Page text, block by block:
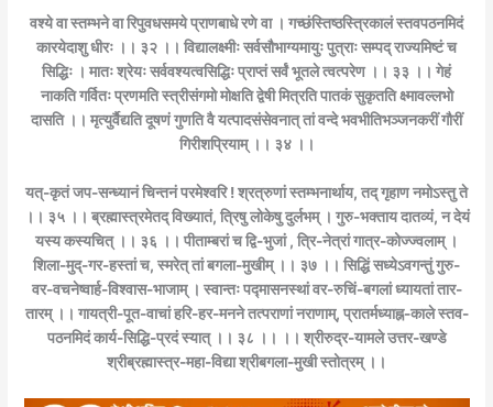
वश्ये वा स्तम्भने वा रिपुवधसमये प्राणबाधे रणे वा । गच्छंस्तिष्ठस्त्रिकालं स्तवपठनमिदं
कारयेदाशु धीरः ।। ३२ ।। विद्यालक्ष्मीः सर्वसौभाग्यमायुः पुत्राः सम्पद् राज्यमिष्टं च
सिद्धिः । मातः श्रेयः सर्ववश्यत्वसिद्धिः प्राप्तं सर्वं भूतले त्वत्परेण ।। ३३ ।। गेहं
नाकति गर्वितः प्रणमति स्त्रीसंगमो मोक्षति द्वेषी मित्रति पातकं सुकृतति क्ष्मावल्लभो
दासति ।। मृत्युर्वैद्यति दूषणं गुणति वै यत्पादसंसेवनात् तां वन्दे भवभीतिभञ्जनकरीं गौरीं
गिरीशप्रियाम् ।। ३४ ।।
यत्-कृतं जप-सन्ध्यानं चिन्तनं परमेश्वरि ! श्रत्रुणां स्तम्भनार्थाय, तद् गृहाण नमोऽस्तु ते
।। ३५ ।। ब्रह्मास्त्रमेतद् विख्यातं, त्रिषु लोकेषु दुर्लभम् । गुरु-भक्ताय दातव्यं, न देयं
यस्य कस्यचित् ।। ३६ ।। पीताम्बरां च द्वि-भुजां , त्रि-नेत्रां गात्र-कोज्ज्वलाम् ।
शिला-मुद्-गर-हस्तां च, स्मरेत् तां बगला-मुखीम् ।। ३७ ।। सिद्धिं सध्येऽवगन्तुं गुरु-
वर-वचनेष्वार्ह-विश्वास-भाजाम् । स्वान्तः पद्मासनस्थां वर-रुचिं-बगलां ध्यायतां तार-
तारम् ।। गायत्री-पूत-वाचां हरि-हर-मनने तत्पराणां नराणाम्, प्रातर्मध्याह्न-काले स्तव-
पठनमिदं कार्य-सिद्धि-प्रदं स्यात् ।। ३८ ।। ।। श्रीरुद्र-यामले उत्तर-खण्डे
श्रीब्रह्मास्त्र-महा-विद्या श्रीबगला-मुखी स्तोत्रम् ।।